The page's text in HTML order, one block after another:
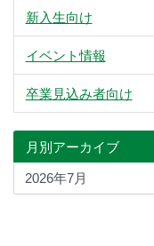
新入生向け
イベント情報
卒業見込み者向け
月別アーカイブ